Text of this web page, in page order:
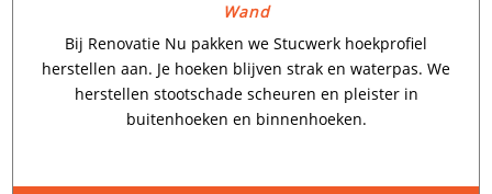
Wand
Bij Renovatie Nu pakken we Stucwerk hoekprofiel
herstellen aan.​ Je hoeken blijven strak en waterpas.​ We
herstellen stootschade scheuren en pleister in
buitenhoeken en binnenhoeken.​